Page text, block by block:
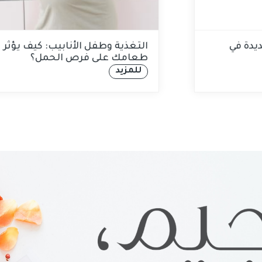
التغذية
طعامك
فايبر ماكسينج: صيحة جديدة في